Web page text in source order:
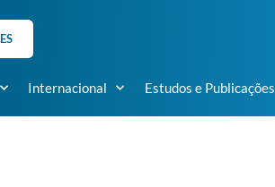
Internacional Estudos e Publicações